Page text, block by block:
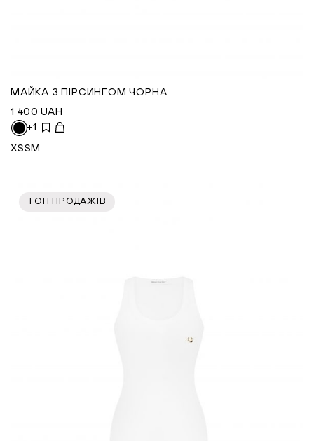
МАЙКА З ПІРСИНГОМ ЧОРНА
1 400 UAH
+1
XSS M
ТОП ПРОДАЖІВ